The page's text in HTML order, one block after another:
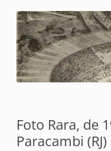
Foto Rara, de
Paracambi (RJ)